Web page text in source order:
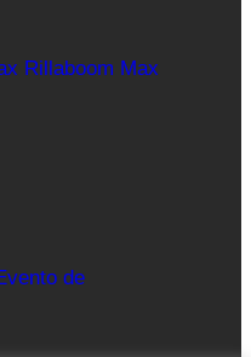
Rillaboom Max
de